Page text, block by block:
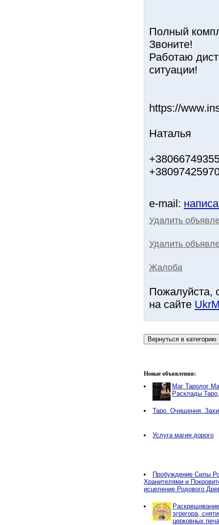
Полный
Звоните!
Работаю
ситуации!
https://
Наталья
e-mail:
Удалить
Удалить
Жалоба
Пожалуйста,
на сайте
Новые объявления:
Маг Таролог
Расклады
Таро. Очищення.
Услуга магия дорого
Пробуждение Силы
Хранителями и
исцеление Родового
эгрегора,
церковных